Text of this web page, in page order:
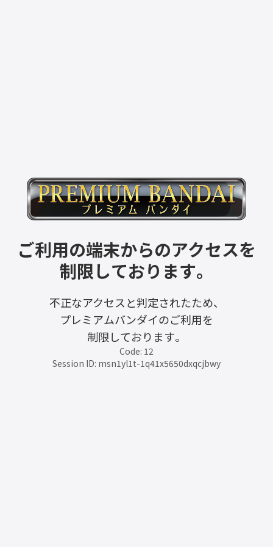
ご利用の端末からのアクセスを
制限しております。
不正なアクセスと判定されたため、
プレミアムバンダイのご利用を
制限しております。
Code: 12
Session ID: msn1yl1t-1q41x5650dxqcjbwy